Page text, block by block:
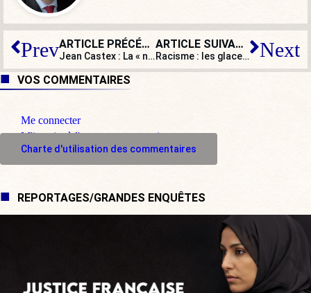
Prev ARTICLE PRÉCÉDENT
Jean Castex : La « nation » oubliée
ARTICLE SUIVANT
Racisme : les glaces « Esquimau » devront-elles être débaptisées ? Next
VOS COMMENTAIRES
Me connecter
M'inscrire à l'espace commentaire
Charte d'utilisation des commentaires
REPORTAGES/GRANDES ENQUÊTES